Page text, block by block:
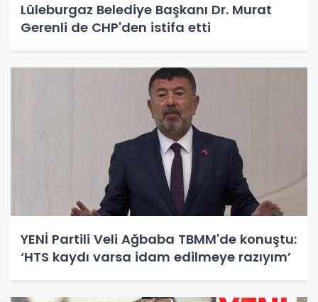
Lüleburgaz Belediye Başkanı Dr. Murat
Gerenli de CHP'den istifa etti
YENİ Partili Veli Ağbaba TBMM'de konuştu:
‘HTS kaydı varsa idam edilmeye razıyım’